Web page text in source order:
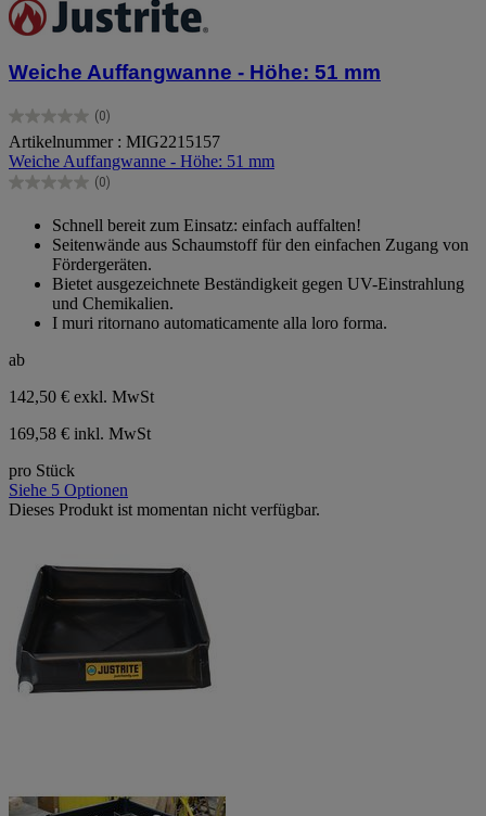
Weiche Auffangwanne - Höhe: 51 mm
(0)
0.0
von
5
Sternen.
Artikelnummer : MIG2215157
Weiche Auffangwanne - Höhe: 51 mm
(0)
0.0
Sternen.
Schnell bereit zum Einsatz: einfach auffalten!
Seitenwände aus Schaumstoff für den einfachen Zugang von
Fördergeräten.
Bietet ausgezeichnete Beständigkeit gegen UV-Einstrahlung
und Chemikalien.
I muri ritornano automaticamente alla loro forma.
ab
142,50 € exkl. MwSt
169,58 € inkl. MwSt
pro Stück
Siehe 5 Optionen
Dieses Produkt ist momentan nicht verfügbar.